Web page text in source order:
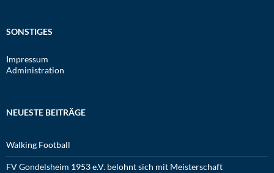
SONSTIGES
Impressum
Administration
NEUESTE BEITRÄGE
Walking Football
FV Gondelsheim 1953 e.V. belohnt sich mit Meisterschaft